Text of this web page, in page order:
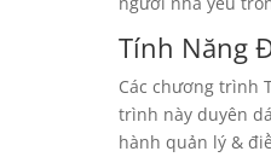
Tính Năng
Các chương trình
trình này duyên
hành quản lý &